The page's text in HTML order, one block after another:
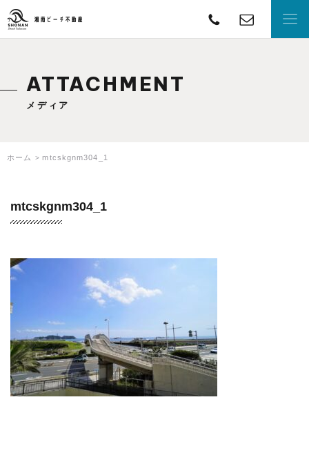
湘南ビーチ不動産
ATTACHMENT
メディア
ホーム mtcskgnm304_1
mtcskgnm304_1